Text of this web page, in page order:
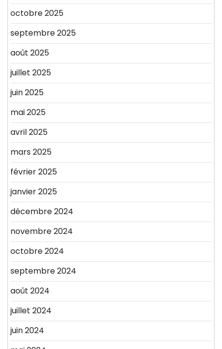
octobre 2025
septembre 2025
août 2025
juillet 2025
juin 2025
mai 2025
avril 2025
mars 2025
février 2025
janvier 2025
décembre 2024
novembre 2024
octobre 2024
septembre 2024
août 2024
juillet 2024
juin 2024